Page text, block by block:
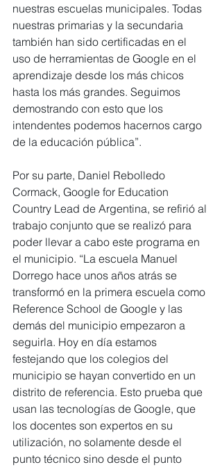
nuestras escuelas municipales. Todas
nuestras primarias y la secundaria
también han sido certificadas en el
uso de herramientas de Google en el
aprendizaje desde los más chicos
hasta los más grandes. Seguimos
demostrando con esto que los
intendentes podemos hacernos cargo
de la educación pública”.
Por su parte, Daniel Rebolledo
Cormack, Google for Education
Country Lead de Argentina, se refirió al
trabajo conjunto que se realizó para
poder llevar a cabo este programa en
el municipio. “La escuela Manuel
Dorrego hace unos años atrás se
transformó en la primera escuela como
Reference School de Google y las
demás del municipio empezaron a
seguirla. Hoy en día estamos
festejando que los colegios del
municipio se hayan convertido en un
distrito de referencia. Esto prueba que
usan las tecnologías de Google, que
los docentes son expertos en su
utilización, no solamente desde el
punto técnico sino desde el punto